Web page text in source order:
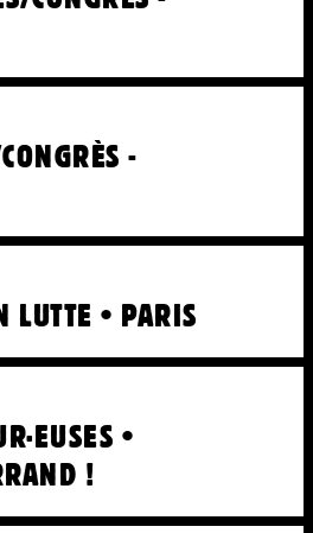
-
LUTTE • PARIS
•
!